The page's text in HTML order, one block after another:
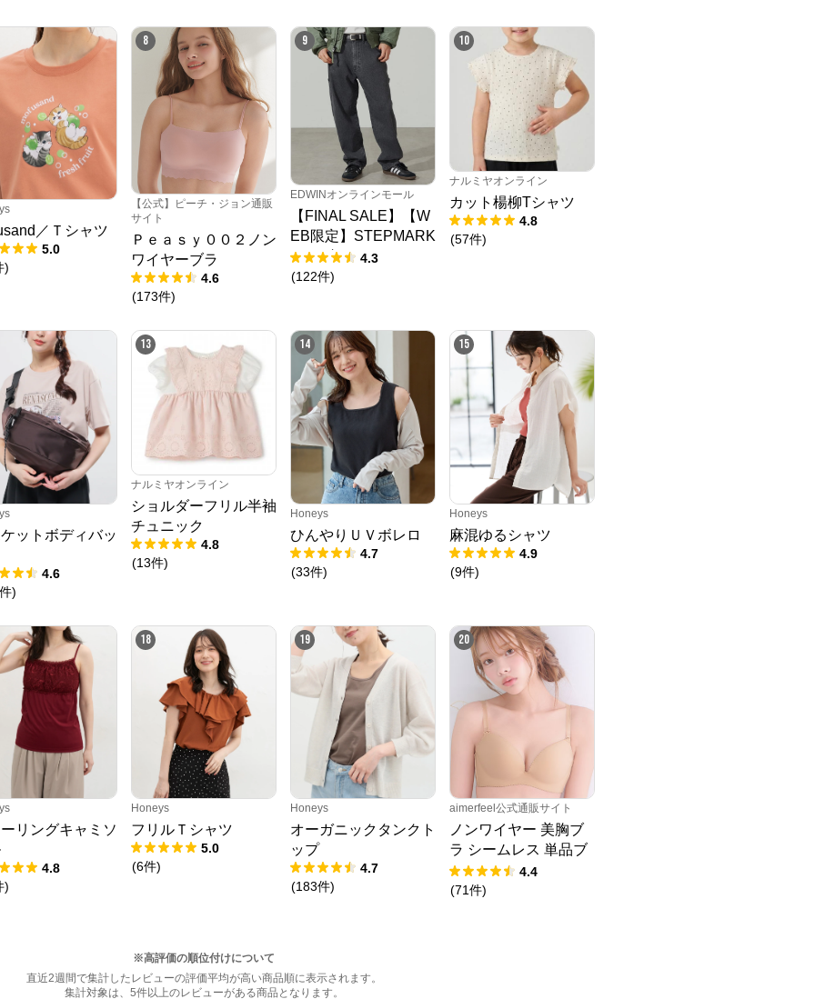
／Ｔシャツ
5.0
)
8
【公式】ピーチ・ジョン通販
サイト
Ｐｅａｓｙ００２ノン
ワイヤーブラ
4.6
(173件)
9
EDWINオンラインモール
【FINAL SALE】【W
EB限定】STEPMARK
ルーズペインターパン
ツ
4.3
(122件)
10
ナルミヤオンライン
カット楊柳Tシャツ
4.8
(57件)
ットボディバッ
4.6
件)
13
ナルミヤオンライン
ショルダーフリル半袖
チュニック
4.8
(13件)
14
Honeys
ひんやりＵＶボレロ
4.7
(33件)
15
Honeys
麻混ゆるシャツ
4.9
(9件)
リングキャミソ
4.8
)
18
Honeys
フリルＴシャツ
5.0
(6件)
19
Honeys
オーガニックタンクト
ップ
4.7
(183件)
20
aimerfeel公式通販サイト
ノンワイヤー 美胸ブ
ラ シームレス 単品ブ
ラジャー
4.4
(71件)
※高評価の順位付けについて
直近2週間で集計したレビューの評価平均が高い商品順に表示されます。
集計対象は、5件以上のレビューがある商品となります。
※外部サイトが開きます
クロスプラス　オンラインストア からのコメント
N.O.R.C (ノーク)、JUNKO SHIMADA (ジュンコシマダ) 、ATSURO TAYAMA
（アツロウ タヤマ）、
ALPHA CUBIC (アルファーキュービック)、DECOY (デコイ)、Petit Honfleur
(プチオンフルール)、
DERMASHARE (ダーマシェア)など、20 代～ 40 代の大人女子ブランドを中
心に、多くの人気ブランドをラインナップ。
レディースファッションを中心に、ライフスタイルを豊かにするオリジナルア
イテムをご提案します。